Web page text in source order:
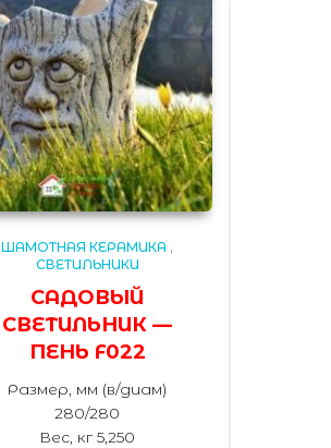
ШАМОТНАЯ КЕРАМИКА ,
СВЕТИЛЬНИКИ
САДОВЫЙ
СВЕТИЛЬНИК —
ПЕНЬ F022
Размер, мм (в/диам)
280/280
Вес, кг 5,250